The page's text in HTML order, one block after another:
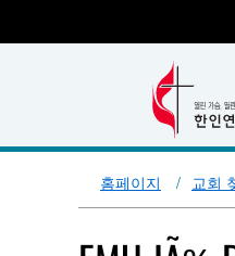
홈페이지 교회